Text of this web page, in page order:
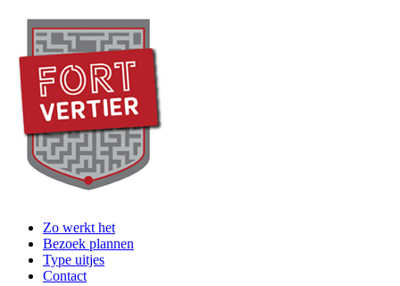
Zo werkt het
Bezoek plannen
Type uitjes
Contact